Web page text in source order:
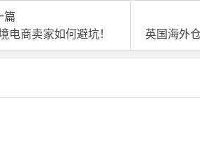
篇
电商卖家如何避坑！
英国海外仓